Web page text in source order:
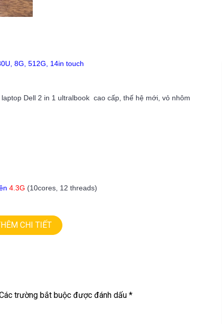
8G, 512G, 14in touch
laptop Dell 2 in 1 ultralbook cao cấp, thế hệ mới, vỏ nhôm
4.3G (10cores, 12 threads)
, xoay gập 360 độ.
CHI TIẾT
trường bắt buộc được đánh dấu *